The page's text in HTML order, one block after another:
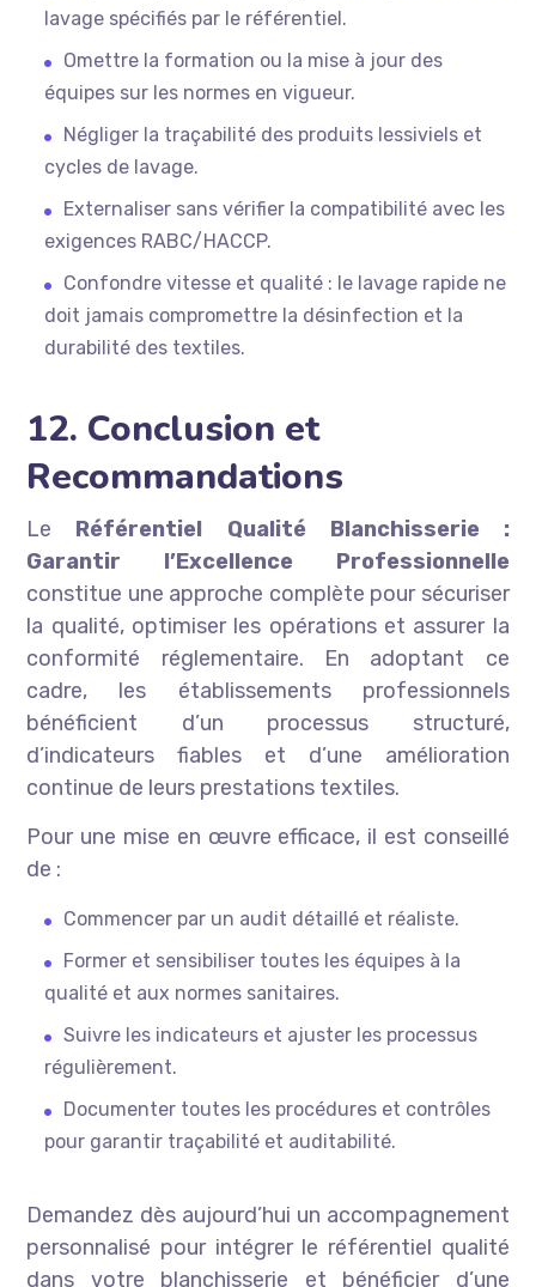
lavage spécifiés par le référentiel.
Omettre la formation ou la mise à jour des
équipes sur les normes en vigueur.
Négliger la traçabilité des produits lessiviels et
cycles de lavage.
Externaliser sans vérifier la compatibilité avec les
exigences RABC/HACCP.
Confondre vitesse et qualité : le lavage rapide ne
doit jamais compromettre la désinfection et la
durabilité des textiles.
12. Conclusion et
Recommandations
Le Référentiel Qualité Blanchisserie :
Garantir l’Excellence Professionnelle
constitue une approche complète pour sécuriser
la qualité, optimiser les opérations et assurer la
conformité réglementaire. En adoptant ce
cadre, les établissements professionnels
bénéficient d’un processus structuré,
d’indicateurs fiables et d’une amélioration
continue de leurs prestations textiles.
Pour une mise en œuvre efficace, il est conseillé
de :
Commencer par un audit détaillé et réaliste.
Former et sensibiliser toutes les équipes à la
qualité et aux normes sanitaires.
Suivre les indicateurs et ajuster les processus
régulièrement.
Documenter toutes les procédures et contrôles
pour garantir traçabilité et auditabilité.
Demandez dès aujourd’hui un accompagnement
personnalisé pour intégrer le référentiel qualité
dans votre blanchisserie et bénéficier d’une